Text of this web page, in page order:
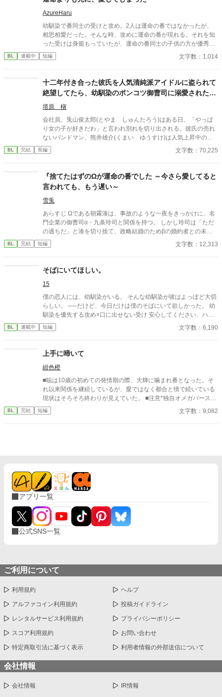
AzureHaru
幼馴染で番同士の受けと攻め。2人は運命の番ではなかったが、
相思相愛だった。そんな時、攻めに運命の番が現れる。それを知
った受けは身籠もっていたが、運命の番同士の子供の方が優秀な
者が生まれることも知っており、身を引く事を決め姿を消す。 し
かし、攻めと運命の番の相手にはそれぞれに別の愛する人がいる
ていけたらと話し合ってわかれた。 その後、攻めは受けが勘違い
していなくなってしまったことを両親達から聞かされるのであっ
た。
BL 連載中 短編 文字数：1,014
十二年付き合った彼氏を人気清純派アイドルに盗られて
絶望してたら、幼馴染のポンコツ御曹司に溺愛されたの
で、奴らを見返してやりたいと思います
塔原 槇
会社員、兎山俊太郎(とやま しゅんたろう)はある日、「やっぱ
り女の子が好きだわ」と言われ別れを切り出される。彼氏の売れ
ないバンドマン、熊井雄介(くまい ゆうすけ)は人気上昇中の清
純派アイドル、桃澤久留美(ももざわ くるみ)と付き合うのだと
言う。ショックの中で俊太郎が出社すると、幼馴染の有栖川麗音
BL 完結 長編 文字数：70,225
『捨てたはずのΩが運命の番でした ～今さら愛してると
言われても、もう遅い～
雪兎
あらすじ Ωである朝霧湊は、事故のような一夜をきっかけに、名
門企業の御曹司α・九条玲司と関係を持つ。 しかし玲司は「ただ
の過ちだ」と湊を切り捨て、政略結婚のためβの婚約者との未来
を選んだ。 深く傷ついた湊は、彼の前から姿を消す。 数か月後―
―。 湊の身体は、これまで誰も知らなかった希少な『遅咲きΩ』
たと知る。 「戻ってきてくれ」 今さら必死に追いかけてくる玲
司。 だが湊の隣には、自分を支え続けてくれた医師のα・神崎伊
織がいた。 「あなたは俺を捨てたでしょう」 後悔に苦しむα、執
着する第二のα、そして希少Ωを巡る陰謀。 もう二度と傷つきた
くないΩが最後に選ぶ相手とは――。 捨てた側の後悔と執着が加
速する、すれ違いオメガバースBL。
BL 完結 短編 文字数：12,313
そばにいてほしい。
15
僕の恋人には、幼馴染がいる。 そんな幼馴染が彼はよっぽど大切
らしい。 ──だけど、今日だけは僕のそばにいて欲しかった。 幼
馴染を優先する攻め×口に出せない受け 安心してください、ハピ
エンです。
BL 連載中 短編 文字数：6,190
上手に啼いて
紺色橙
■聡は10歳の初めての発情期の際、大輝に噛まれ番となった。そ
れ以来関係を継続しているが、愛ではなく都合と情で続いている
現状はそろそろ終わりが見えていた。 ■注意*独自オメガバース設
定。■『それは愛か本能か』と同じ世界設定です。関係は一切な
し。
BL 完結 短編 文字数：9,082
アプリ一覧
公式SNS一覧
ご利用について
利用規約 ヘルプ
アルファコイン利用規約 投稿ガイドライン
レンタルサービス利用規約 プライバシーポリシー
スコア利用規約 お問い合わせ
特定商取引法に基づく表示 利用者情報の外部送信について
会社情報
会社情報 IR情報